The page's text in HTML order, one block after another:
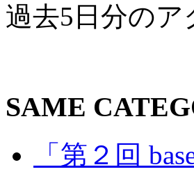
過去5日分の
SAME
「第２回